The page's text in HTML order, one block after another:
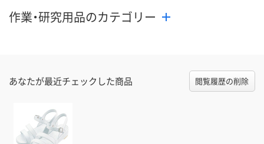
作業・研究用品のカテゴリー
あなたが最近チェックした商品 閲覧履歴の削除